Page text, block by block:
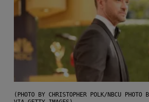
(PHOTO BY CHRISTOPHER POLK/NBCU PHOTO